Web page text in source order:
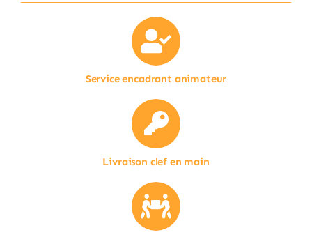
Service encadrant animateur
Livraison clef en main